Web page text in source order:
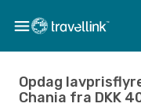
Opdag
Chania fra DKK